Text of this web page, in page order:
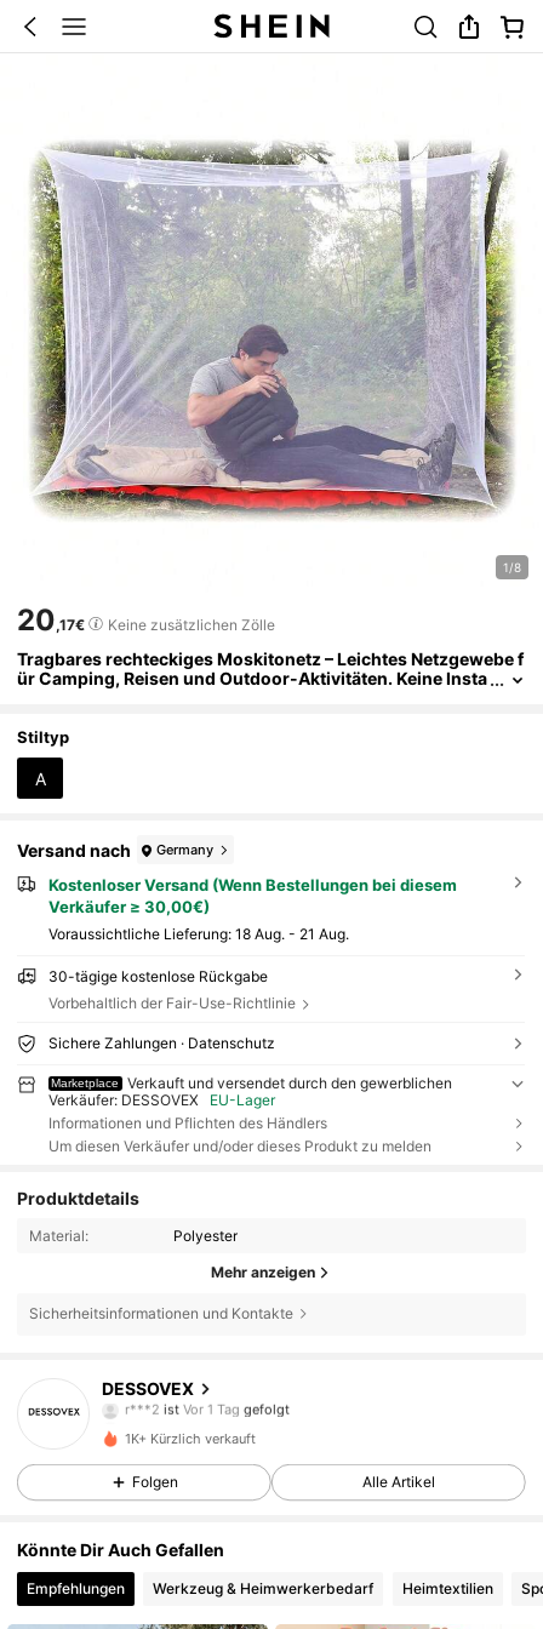
1/8
20,17€ Keine zusätzlichen Zölle
Tragbares rechteckiges Moskitonetz – Leichtes Netzgewebe f
ür Camping, Reisen und Outdoor-Aktivitäten. Keine Insta
Stiltyp
A
Versand nach Germany
Kostenloser Versand (Wenn Bestellungen bei diesem
Verkäufer ≥ 30,00€)
Voraussichtliche Lieferung: 18 Aug. - 21 Aug.
30-tägige kostenlose Rückgabe
Vorbehaltlich der Fair-Use-Richtlinie
Sichere Zahlungen · Datenschutz
Marketplace
Verkauft und versendet durch den gewerblichen
Verkäufer: DESSOVEX
EU-Lager
Informationen und Pflichten des Händlers
Um diesen Verkäufer und/oder dieses Produkt zu melden
Produktdetails
Material: Polyester
Mehr anzeigen
Sicherheitsinformationen und Kontakte
DESSOVEX
r***2istVor 1 Tag
v***a ist am Durchsuchen
4,21
646 Follower
4,21 646 Follower
1K+ Kürzlich verkauft
Folgen Alle Artikel
Könnte Dir Auch Gefallen
Empfehlungen Werkzeug & Heimwerkerbedarf Heimtextilien